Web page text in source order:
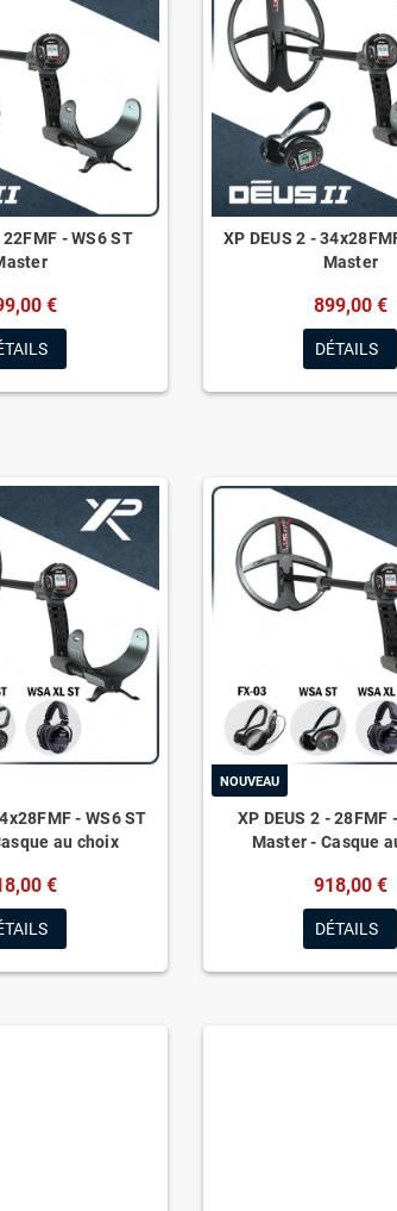
22FMF - WS6 ST
€
XP DEUS 2 -
Master
899,00 €
DÉTAILS
- WS6 ST
au choix
€
NOUVEAU
XP DEUS 2 - 28FMF
Master - Casque
918,00 €
DÉTAILS